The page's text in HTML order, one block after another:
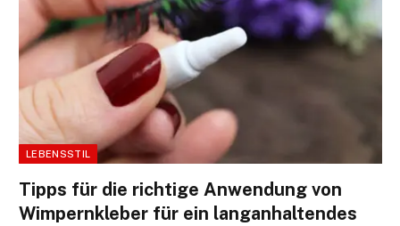
LEBENSSTIL
Tipps für die richtige Anwendung von
Wimpernkleber für ein langanhaltendes